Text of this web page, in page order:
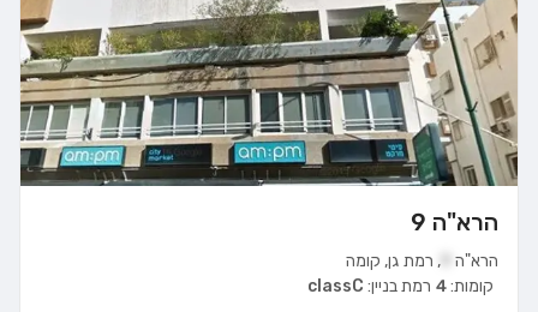
הרא"ה 9
הרא"ה , רמת גן, קומה
רמת בניין: classC קומות:4